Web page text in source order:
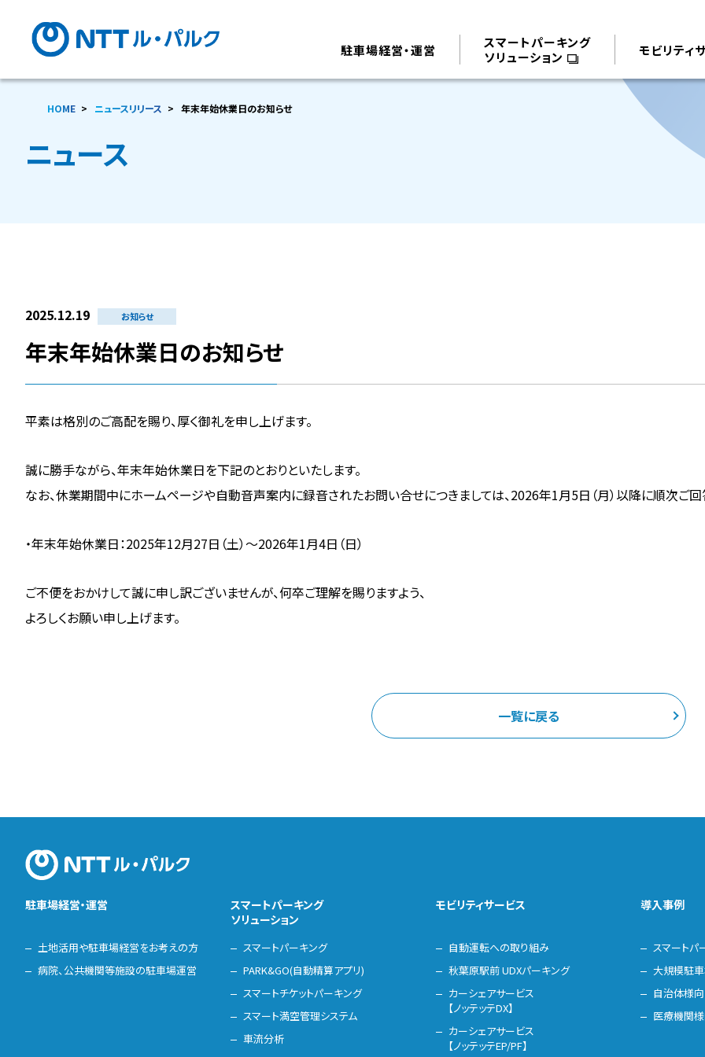
駐車場経営・運営
スマートパーキング
ソリューション
モビリティ
HOME ニュースリリース 年末年始休業日のお知らせ
ニュース
2025.12.19 お知らせ
年末年始休業日のお知らせ
平素は格別のご高配を賜り、厚く御礼を申し上げます。
誠に勝手ながら、年末年始休業日を下記のとおりといたします。
なお、休業期間中にホームページや自動音声案内に録音されたお問い合せにつきましては、2026年1月5日（月）以降に順次ご回
・年末年始休業日：2025年12月27日（土）～2026年1月4日（日）
ご不便をおかけして誠に申し訳ございませんが、何卒ご理解を賜りますよう、
よろしくお願い申し上げます。
一覧に戻る
駐車場経営・運営
土地活用や駐車場経営をお考えの方
病院、公共機関等施設の駐車場運営
スマートパーキング
ソリューション
スマートパーキング
PARK&GO(自動精算アプリ)
スマートチケットパーキング
スマート満空管理システム
車流分析
モビリティサービス
自動運転への取り組み
秋葉原駅前 UDXパーキング
カーシェアサービス
【ノッテッテDX】
カーシェアサービス
【ノッテッテEP/PF】
導入事例
スマートパ
大規模駐
自治体様
医療機関